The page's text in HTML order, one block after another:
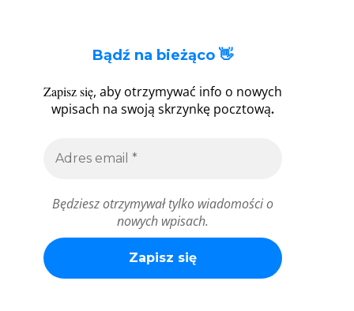
Bądź na bieżąco 👋
Zapisz się, aby otrzymywać info o nowych
wpisach na swoją skrzynkę pocztową.
Będziesz otrzymywał tylko wiadomości o
nowych wpisach.